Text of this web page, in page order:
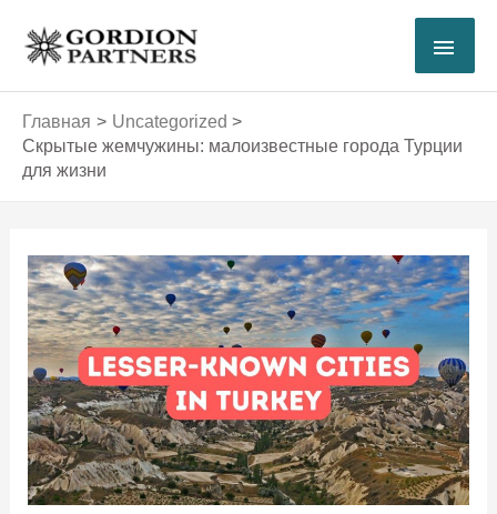
содержимому
Главная
Uncategorized
Скрытые жемчужины: малоизвестные города Турции
для жизни
записям